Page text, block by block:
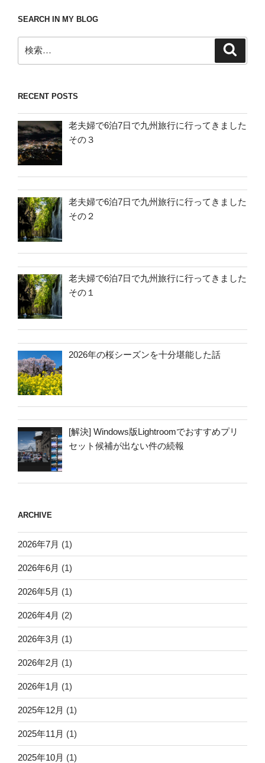
SEARCH IN MY BLOG
索:
RECENT POSTS
老夫婦で6泊7日で九州旅行に行ってきました
その３
老夫婦で6泊7日で九州旅行に行ってきました
その２
老夫婦で6泊7日で九州旅行に行ってきました
その１
2026年の桜シーズンを十分堪能した話
[解決] Windows版Lightroomでおすすめプリ
セット候補が出ない件の続報
ARCHIVE
2026年7月 (1)
2026年6月 (1)
2026年5月 (1)
2026年4月 (2)
2026年3月 (1)
2026年2月 (1)
2026年1月 (1)
2025年12月 (1)
2025年11月 (1)
2025年10月 (1)